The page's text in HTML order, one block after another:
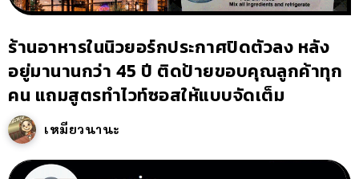
ร้านอาหารในนิวยอร์กประกาศปิดตัวลง หลัง
อยู่มานานกว่า 45 ปี ติดป้ายขอบคุณลูกค้าทุก
คน แถมสูตรทำไวท์ซอสให้แบบจัดเต็ม
เหมียวนานะ